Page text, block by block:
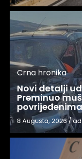
Crna hronika
Novi detalji
Preminuo
8 Augusta, 2026/